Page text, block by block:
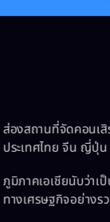
ส่องสถานที่จัดคอนเสิ
ประเทศไทย จีน ญี่ปุ่น
ภูมิภาคเอเชียนับว่า
ทางเศรษฐกิจอย่างร